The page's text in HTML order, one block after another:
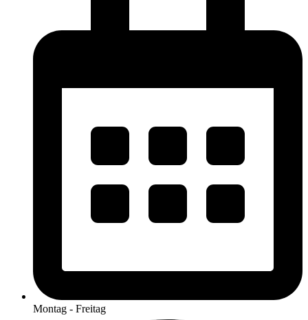
Montag - Freitag